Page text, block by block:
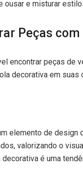
ousar e misturar
Peças
encontrar peças de
decorativa em
elemento de
valorizando o
é uma